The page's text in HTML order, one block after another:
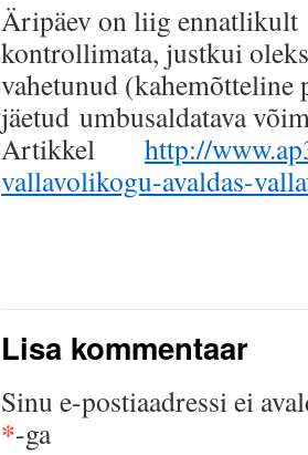
Äripäev on liig
kontrollimata, justkui
vahetunud
jäetud umbusaldatava
Artikkel http://
vallavolikogu-avaldas-
Lisa kommentaar
Sinu e-postiaadressi ei
*-ga